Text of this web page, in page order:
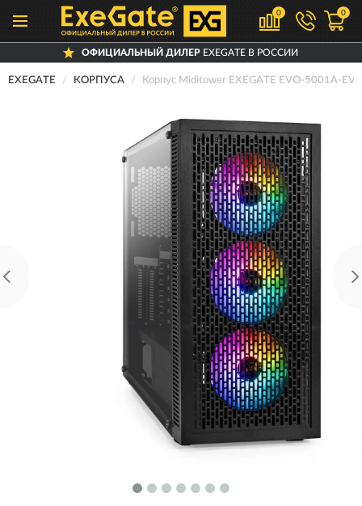
0 0
ОФИЦИАЛЬНЫЙ ДИЛЕРEXEGATE В РОССИИ
EXEGATE КОРПУСА Корпус Miditower EXEGATE EVO-5001A-